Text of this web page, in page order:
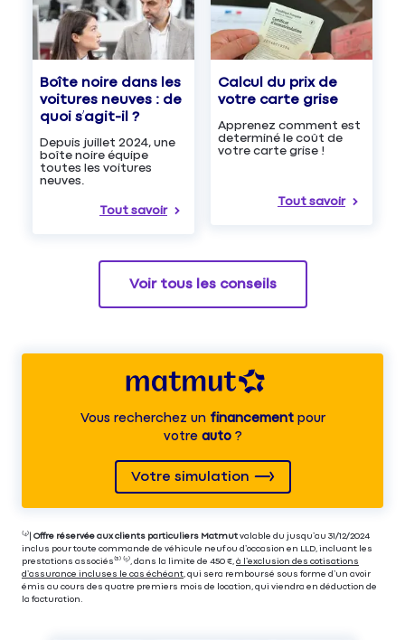
Boîte noire dans les
voitures neuves : de
quoi s’agit-il ?
Depuis juillet 2024, une
boîte noire équipe
toutes les voitures
neuves.
Tout savoir
Calcul du prix de
votre carte grise
Apprenez comment est
determiné le coût de
votre carte grise !
Tout savoir
Voir tous les conseils
Vous recherchez unfinancementpour
votre auto?
Votre simulation
⁽⁴⁾| Offre réservée aux clients particuliers Matmut valable du jusqu’au 31/12/2024
inclus pour toute commande de véhicule neuf ou d’occasion en LLD, incluant les
prestations associés⁽³⁾ ⁽⁵⁾, dans la limite de 450 €, à l’exclusion des cotisations
d’assurance incluses le cas échéant, qui sera remboursé sous forme d’un avoir
émis au cours des quatre premiers mois de location, qui viendra en déduction de
la facturation.